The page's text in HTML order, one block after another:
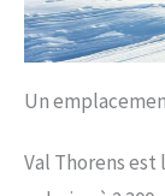
Un
Val Thorens